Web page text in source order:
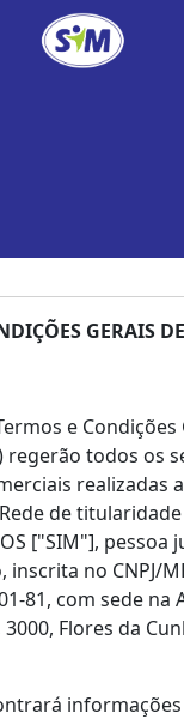
GERAIS
e Condições
regerão todos os
realizadas
de titularidade
["SIM"], pessoa
no CNPJ/
81, com sede na
Flores da
informações